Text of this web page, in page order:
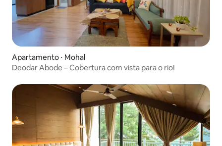
Apartamento ⋅ Mohal
Deodar Abode – Cobertura com vista para o rio!